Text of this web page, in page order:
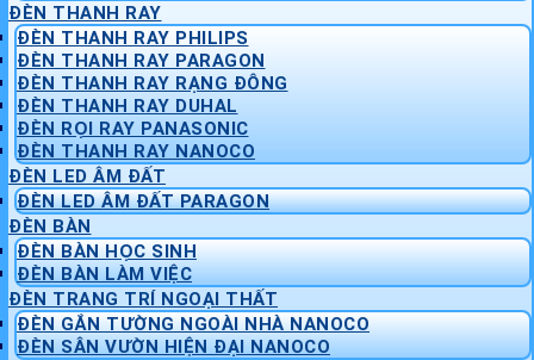
ĐÈN THANH RAY
ĐÈN THANH RAY PHILIPS
ĐÈN THANH RAY PARAGON
ĐÈN THANH RAY RẠNG ĐÔNG
ĐÈN THANH RAY DUHAL
ĐÈN RỌI RAY PANASONIC
ĐÈN THANH RAY NANOCO
ĐÈN LED ÂM ĐẤT
ĐÈN LED ÂM ĐẤT PARAGON
ĐÈN BÀN
ĐÈN BÀN HỌC SINH
ĐÈN BÀN LÀM VIỆC
ĐÈN TRANG TRÍ NGOẠI THẤT
ĐÈN GẮN TƯỜNG NGOÀI NHÀ NANOCO
ĐÈN SÂN VƯỜN HIỆN ĐẠI NANOCO